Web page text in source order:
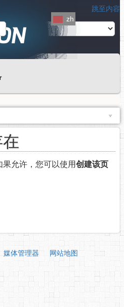
跳至内容
zh
允许，您可以使用创建该页
媒体管理器 网站地图